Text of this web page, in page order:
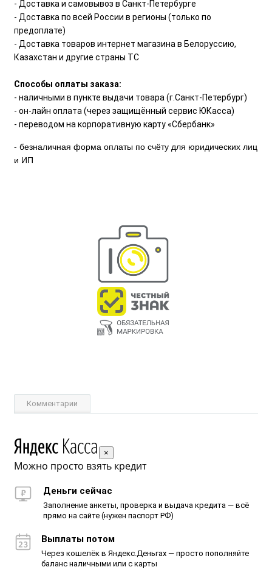
- Доставка и самовывоз в Санкт-Петербурге
- Доставка по всей России в регионы (только по
предоплате)
- Доставка товаров интернет магазина в Белоруссию,
Казахстан и другие страны ТС
Способы оплаты заказа:
- наличными в пункте выдачи товара (г.Санкт-Петербург)
- он-лайн оплата (через защищённый сервис ЮКасса)
- переводом на корпоративную карту «Сбербанк»
- безналичная форма оплаты по счёту для юридических лиц
и ИП
Комментарии
×
Можно просто взять кредит
Деньги сейчас
Заполнение анкеты, проверка и выдача кредита — всё
прямо на сайте (нужен паспорт РФ)
Выплаты потом
Через кошелёк в Яндекс.Деньгах — просто пополняйте
баланс наличными или с карты